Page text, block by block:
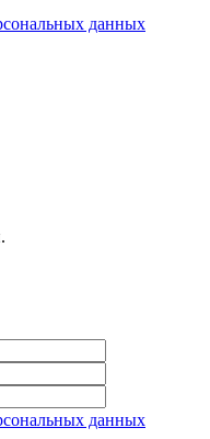
данных
данных